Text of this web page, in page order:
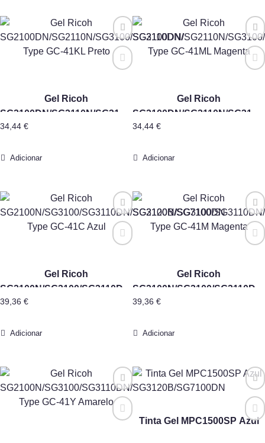
Gel Ricoh
SG2100DN/SG2110N/SG3100/SG3110DN/
Type GC-41KL Preto
34,44 €
Adicionar
Gel Ricoh
SG2100DN/SG2110N/
Type GC-41ML Magenta
34,44 €
Adicionar
Gel Ricoh
SG2100N/SG3100/SG3110DN/SG3120B/SG7100DN
Type GC-41C Azul
39,36 €
Adicionar
Gel Ricoh
SG2100N/SG3100/
Type GC-41M Magenta
39,36 €
Adicionar
Tinta Gel MPC1500SP Azul